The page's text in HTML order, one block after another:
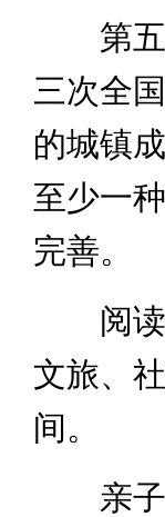
第五
三次全
的城镇
至少一
完善。
阅读
文旅、
间。
亲子